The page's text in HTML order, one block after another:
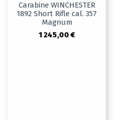
Carabine WINCHESTER
1892 Short Rifle cal. 357
Magnum
1 245,00 €